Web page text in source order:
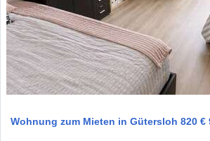
Wohnung zum Mieten in Gütersloh 820 €